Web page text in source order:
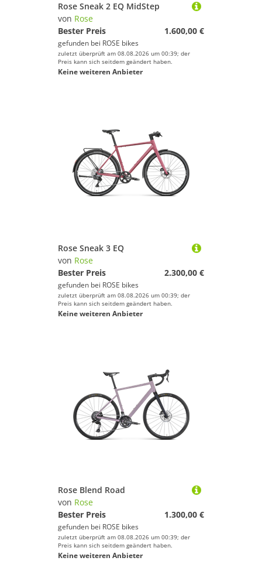
Rose Sneak 2 EQ MidStep
von Rose
Bester Preis
1.600,00 €
gefunden bei ROSE bikes
zuletzt überprüft am 08.08.2026 um 00:39; der
Preis kann sich seitdem geändert haben.
Keine weiteren Anbieter
Rose Sneak 3 EQ
von Rose
Bester Preis
2.300,00 €
gefunden bei ROSE bikes
zuletzt überprüft am 08.08.2026 um 00:39; der
Preis kann sich seitdem geändert haben.
Keine weiteren Anbieter
Rose Blend Road
von Rose
Bester Preis
1.300,00 €
gefunden bei ROSE bikes
zuletzt überprüft am 08.08.2026 um 00:39; der
Preis kann sich seitdem geändert haben.
Keine weiteren Anbieter